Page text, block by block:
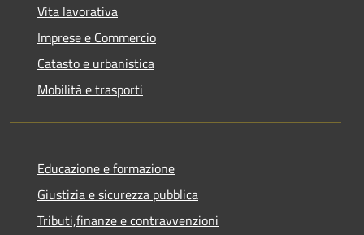
Vita lavorativa
Imprese e Commercio
Catasto e urbanistica
Mobilità e trasporti
Educazione e formazione
Giustizia e sicurezza pubblica
Tributi,finanze e contravvenzioni